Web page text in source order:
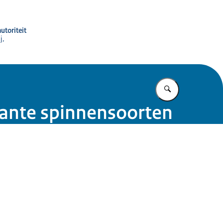
Vul in wat u
spinnensoorten